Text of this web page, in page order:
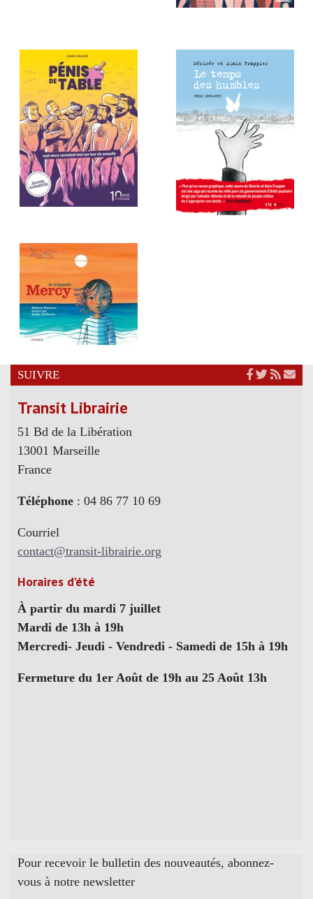
SUIVRE
Transit Librairie
51 Bd de la Libération
13001 Marseille
France
Téléphone : 04 86 77 10 69
Courriel
contact@transit-librairie.org
Horaires d’été
À partir du mardi 7 juillet
Mardi de 13h à 19h
Mercredi- Jeudi - Vendredi - Samedi de 15h à 19h
Fermeture du 1er Août de 19h au 25 Août 13h
Pour recevoir le bulletin des nouveautés, abonnez-
vous à notre newsletter